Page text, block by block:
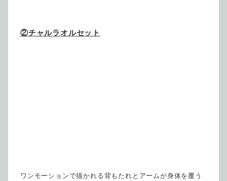
②チャルラオルセット
ワンモーションで描かれる背もたれとアームが身体を覆う